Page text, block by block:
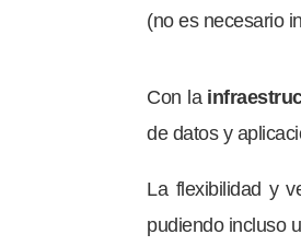
(no es necesario
Con la
de datos y
La flexibilidad y
pudiendo incluso